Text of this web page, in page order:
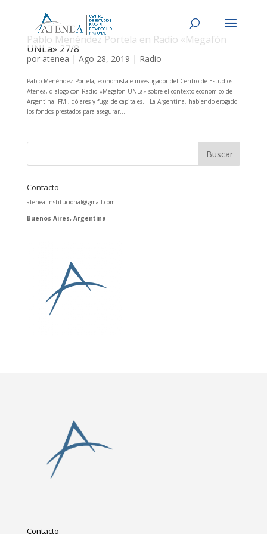
Pablo Menéndez Portela en Radio «Megafón
UNLa» 27/8
por atenea | Ago 28, 2019 | Radio
Pablo Menéndez Portela, economista e investigador del Centro de Estudios
Atenea, dialogó con Radio «Megafón UNLa» sobre el contexto económico de
Argentina: FMI, dólares y fuga de capitales. La Argentina, habiendo erogado
los fondos prestados para asegurar...
Contacto
atenea.institucional@gmail.com
Buenos Aires, Argentina
Contacto